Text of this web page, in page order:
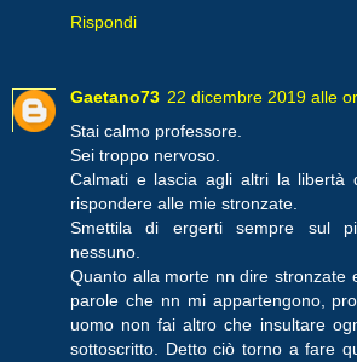
Rispondi
Gaetano73 22 dicembre 2019 alle
Stai calmo professore.
Sei troppo nervoso.
Calmati e lascia agli altri la libertà
rispondere alle mie stronzate.
Smettila di ergerti sempre sul
nessuno.
Quanto alla morte nn dire stronzate
parole che nn mi appartengono,
uomo non fai altro che insultare
sottoscritto. Detto ciò torno a fare